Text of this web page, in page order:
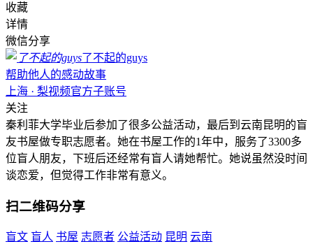
收藏
详情
微信分享
了不起的guys
帮助他人的感动故事
上海 · 梨视频官方子账号
关注
秦利菲大学毕业后参加了很多公益活动，最后到云南昆明的盲
友书屋做专职志愿者。她在书屋工作的1年中，服务了3300多
位盲人朋友，下班后还经常有盲人请她帮忙。她说虽然没时间
谈恋爱，但觉得工作非常有意义。
扫二维码分享
盲文 盲人 书屋 志愿者 公益活动 昆明 云南